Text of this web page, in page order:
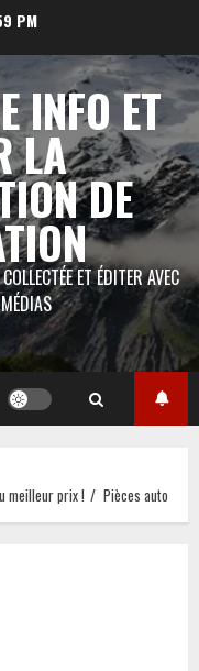
PM
INFO ET
LA
DE
ET ÉDITER AVEC
meilleur prix !
Pièces auto